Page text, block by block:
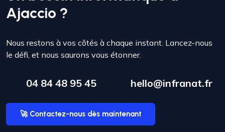
Ajaccio ?
Nous restons à vos côtés à chaque instant. Lancez-nous
le défi, et nous saurons vous étonner.
04 84 48 95 45 hello@infranat.fr
🚀 Contactez-nous dès maintenant